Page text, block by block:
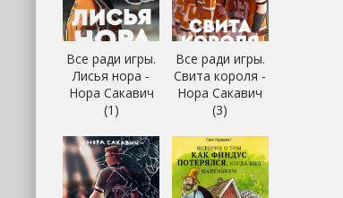
Все ради игры.
Лисья нора -
Нора Сакавич
(1)
Все ради игры.
Свита короля -
Нора Сакавич
(3)